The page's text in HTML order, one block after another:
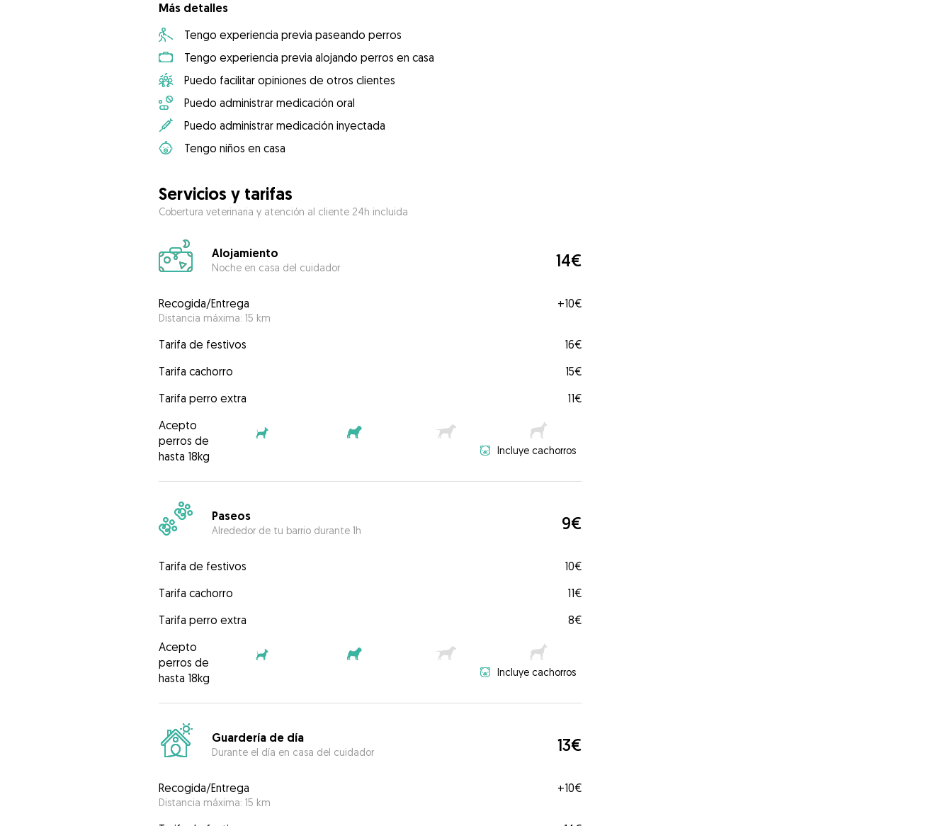
Más detalles
Tengo experiencia previa paseando perros
Tengo experiencia previa alojando perros en casa
Puedo facilitar opiniones de otros clientes
Puedo administrar medicación oral
Puedo administrar medicación inyectada
Tengo niños en casa
Servicios y tarifas
Cobertura veterinaria y atención al cliente 24h incluida
Alojamiento
Noche en casa del cuidador 14€
Recogida/Entrega
Distancia máxima: 15 km
+10€
Tarifa de festivos
16€
Tarifa cachorro
15€
Tarifa perro extra
11€
Acepto
perros de
hasta 18kg
Incluye cachorros
Paseos
Alrededor de tu barrio durante 1h 9€
Tarifa de festivos
10€
Tarifa cachorro
11€
Tarifa perro extra
8€
Acepto
perros de
hasta 18kg
Incluye cachorros
Guardería de día
Durante el día en casa del cuidador 13€
Recogida/Entrega
Distancia máxima: 15 km
+10€